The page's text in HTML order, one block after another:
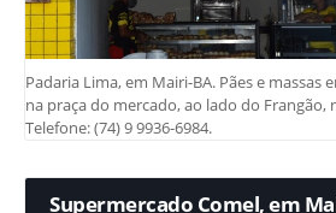
Padaria Lima, em Mairi-BA. Pães e massas
na praça do mercado, ao lado do Frangão,
Telefone: (74) 9 9936-6984.
Supermercado Comel, em